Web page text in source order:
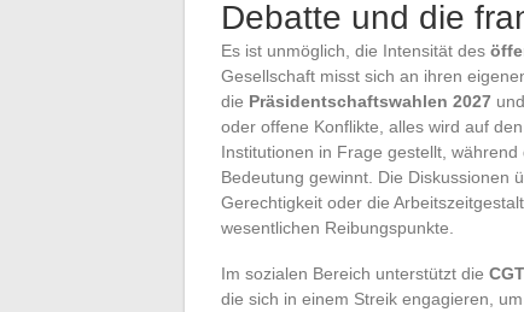
Debatte und die
Es ist unmöglich, die Intensität des
Gesellschaft misst sich an ihren
die Präsidentschaftswahlen 2027
oder offene Konflikte, alles wird auf
Institutionen in Frage gestellt,
Bedeutung gewinnt. Die Diskussionen
Gerechtigkeit oder die
wesentlichen Reibungspunkte.
Im sozialen Bereich unterstützt die CGT
die sich in einem Streik engagieren,